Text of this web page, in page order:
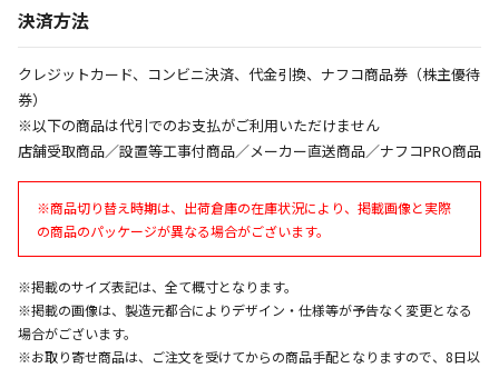
決済方法
クレジットカード、コンビニ決済、代金引換、ナフコ商品券（株主優待
券）
※以下の商品は代引でのお支払がご利用いただけません
店舗受取商品／設置等工事付商品／メーカー直送商品／ナフコPRO商品
※商品切り替え時期は、出荷倉庫の在庫状況により、掲載画像と実際
の商品のパッケージが異なる場合がございます。
※掲載のサイズ表記は、全て概寸となります。
※掲載の画像は、製造元都合によりデザイン・仕様等が予告なく変更となる
場合がございます。
※お取り寄せ商品は、ご注文を受けてからの商品手配となりますので、8日以